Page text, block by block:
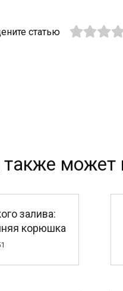
статью
может
залива:
корюшка